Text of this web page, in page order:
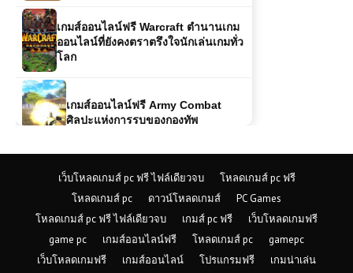
เกมส์ออนไลน์ฟรี Warcraft ตำนานเกม
ออนไลน์ที่ยังคงตราตรึงใจนักเล่นเกมทั่ว
โลก
เกมส์ออนไลน์ฟรี Army Combat
ศิลปะแห่งการรบของกองทัพ
เกมส์ออนไลน์ฟรี Highway Cars
รถยนต์ที่เกิดมาเพื่อถนนสายไฮเวย์
เกมส์ออนไลน์ฟรี Dark Ninja Hanjo
การผจญภัยของนินจามืดสุดลึกลับ
เว็บโหลดเกมส์ pc ฟรี ไฟล์เดียวจบ
โหลดเกมส์ pc ฟรี
โหลดเกมส์ pc
ดาวน์โหลดเกมส์
PC Games
โหลดเกมส์ pc ฟรี ไฟล์เดียวจบ
เกมส์ pc ฟรี
เว็บโหลดเกมฟรี
game pc
เกมส์ออนไลน์ฟรี โหลดเกมส์ pc
gamepc
เว็บโหลดเกมฟรี
เกมส์ออนไลน์ โปรแกรมฟรี เกมน่าเล่น